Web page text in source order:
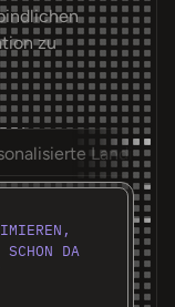
zu
Landing
SCHON DA